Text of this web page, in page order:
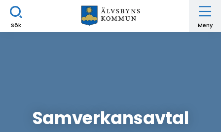
Sök Meny
Samverkansavtal